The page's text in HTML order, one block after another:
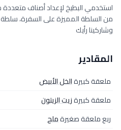
استخدمي البطيخ لإعداد أصناف
من السلطة المميزة على السفرة، سلطة
وشاركينا رأيك
المقادير
ملعقة كبيرةالخل الأبيض
ملعقة كبيرةزيت الزيتون
ربع ملعقة صغيرةملح